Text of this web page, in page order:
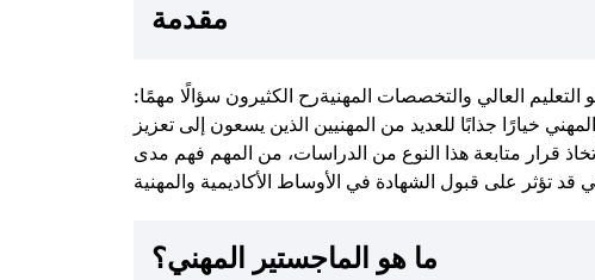
مقدمة
العالي والتخصصات المهنيةرح الكثيرون سؤالًا مهمًا:
خيارًا جذابًا للعديد من المهنيين الذين يسعون إلى تعزيز
قرار متابعة هذا النوع من الدراسات، من المهم فهم مدى
ما هو الماجستير المهني؟